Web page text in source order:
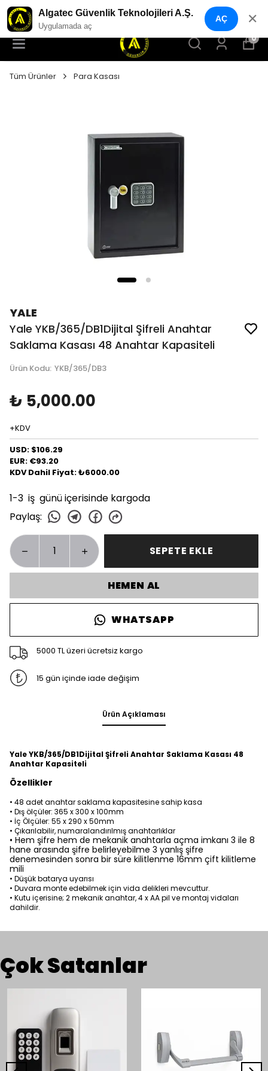
YENI NESIL GÜVENLIK GEÇIŞ SISTEMLERI
0
Tüm Ürünler Para Kasası
YALE
Yale YKB/365/DB1Dijital Şifreli Anahtar
Saklama Kasası 48 Anahtar Kapasiteli
Ürün Kodu: YKB/365/DB3
₺ 5,000.00
+KDV
USD: $106.29
EUR: €93.20
KDV Dahil Fiyat: ₺6000.00
1-3 iş günü içerisinde kargoda
Paylaş:
SEPETE EKLE
HEMEN AL
WHATSAPP
5000 TL üzeri ücretsiz kargo
15 gün içinde iade değişim
Ürün Açıklaması
Yale YKB/365/DB1Dijital Şifreli Anahtar Saklama Kasası 48
Anahtar Kapasiteli
Özellikler
• 48 adet anahtar saklama kapasitesine sahip kasa
• Dış ölçüler: 365 x 300 x 100mm
• İç Ölçüler: 55 x 290 x 50mm
• Çıkarılabilir, numaralandırılmış anahtarlıklar
• Hem şifre hem de mekanik anahtarla açma imkanı 3 ile 8
hane arasında şifre belirleyebilme 3 yanlış şifre
denemesinden sonra bir süre kilitlenme 16mm çift kilitleme
mili
• Düşük batarya uyarısı
• Duvara monte edebilmek için vida delikleri mevcuttur.
• Kutu içerisine; 2 mekanik anahtar, 4 x AA pil ve montaj vidaları
dahildir.
Çok Satanlar
Algatec Güvenlik Teknolojileri A.Ş.
Uygulamada aç
AÇ ✕